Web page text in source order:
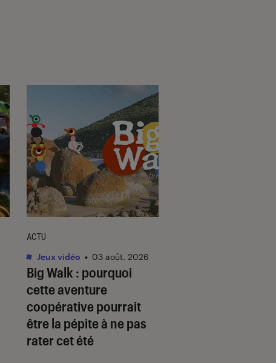
Big Walk : pourquoi
cette aventure
coopérative pourrait
être la pépite à ne pas
rater cet été
ACTU
Jeux vidéo • 03 août. 2026